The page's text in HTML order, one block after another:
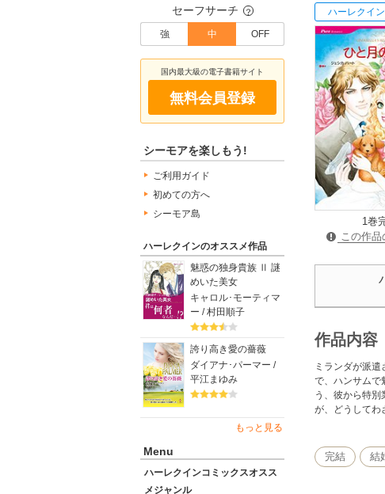
セーフサーチ ？
強 中 OFF
国内最大級の電子書籍サイト
無料会員登録
シーモアを楽しもう!
ご利用ガイド
初めての方へ
シーモア島
ハーレクインのオススメ作品
魅惑の独身貴族 Ⅱ 謎
めいた美女
キャロル･モーティマ
ー / 村田順子
誇り高き愛の薔薇
ダイアナ･パーマー /
平江まゆみ
もっと見る
Menu
ハーレクインコミックスオスス
メジャンル
ハーレクイ
1巻
この作
作品内容
ミランダが派
で、ハンサムで
う、彼から特
が、どうして
完結 結